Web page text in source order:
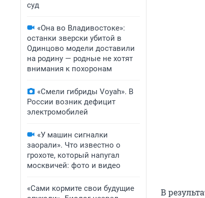
суд
«Она во Владивостоке»:
останки зверски убитой в
Одинцово модели доставили
на родину — родные не хотят
внимания к похоронам
«Смели гибриды Voyah». В
России возник дефицит
электромобилей
«У машин сигналки
заорали». Что известно о
грохоте, который напугал
москвичей: фото и видео
«Сами кормите свои будущие
В